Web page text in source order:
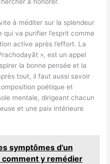
à méditer sur la splendeur
va purifier l’esprit comme
active après l’effort. La
», est un appel
la bonne pensée et la
tout, il faut aussi savoir
poétique et
mentale, dirigeant chacun
et une paix intérieure
symptômes d'un
y remédier